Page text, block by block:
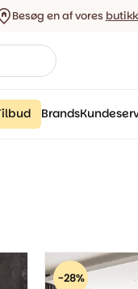
Besøg en af vores
Brands
-28%